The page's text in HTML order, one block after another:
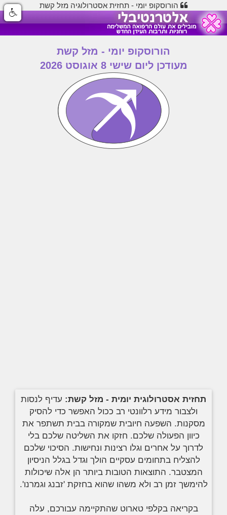
הורוסקופ יומי - תחזית אסטרולוגיה מזל קשת
הורוסקופ יומי - מזל קשת
מעודכן ליום שישי 8 אוגוסט 2026
תחזית אסטרולוגית יומית - מזל קשת: עדיף לנסות
ולצבור מידע רלוונטי רב ככול האפשר כדי להסיק
מסקנות. השפעה חיובית שמקורה בבית תשתפר את
כיוון הפעולה שלכם. חזקו את השליטה שלכם בלי
לדרוך על אחרים וגלו רצינות ונחישות. הסיכוי שלכם
להצליח בתחומים עסקיים הולך וגדל בגלל הניסיון
המצטבר. התוצאות הטובות ביותר הן אלה שיכולות
להימשך זמן רב ולא משהו שהוא בחזקת 'זבנג וגמרנו'.
בקריאה בקלפי טארוט שהתקיימה עבורכם, עלה